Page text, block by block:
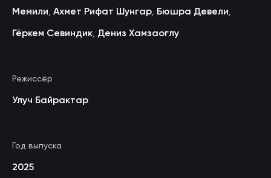
Мемили Ахмет Рифат Шунгар Бюшра Девели
Гёркем Севиндик Дениз Хамзаоглу
Режиссёр
Улуч Байрактар
Год выпуска
2025